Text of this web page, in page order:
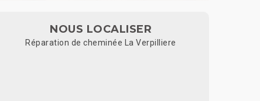
NOUS LOCALISER
Réparation de cheminée La Verpilliere